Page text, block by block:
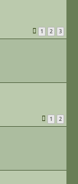
1 2 3
1 2